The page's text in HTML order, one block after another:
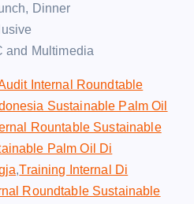
Dinner
and Multimedia
Internal Roundtable
Sustainable Palm Oil
Rountable Sustainable
Palm Oil Di
,Training Internal Di
Roundtable Sustainable